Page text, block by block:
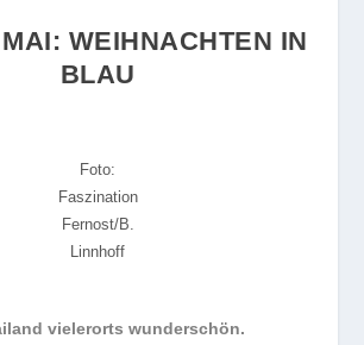
WEIHNACHTEN IN
BLAU
Foto:
Faszination
Fernost/B.
Linnhoff
vielerorts wunderschön.